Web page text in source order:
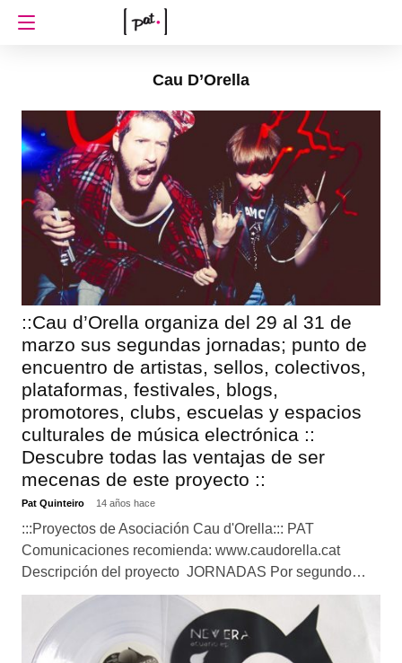
Cau D’Orella
::Cau d’Orella organiza del 29 al 31 de
marzo sus segundas jornadas; punto de
encuentro de artistas, sellos, colectivos,
plataformas, festivales, blogs,
promotores, clubs, escuelas y espacios
culturales de música electrónica ::
Descubre todas las ventajas de ser
mecenas de este proyecto ::
Pat Quinteiro 14 años hace
:::Proyectos de Asociación Cau d'Orella::: PAT
Comunicaciones recomienda: www.caudorella.cat
Descripción del proyecto JORNADAS Por segundo…